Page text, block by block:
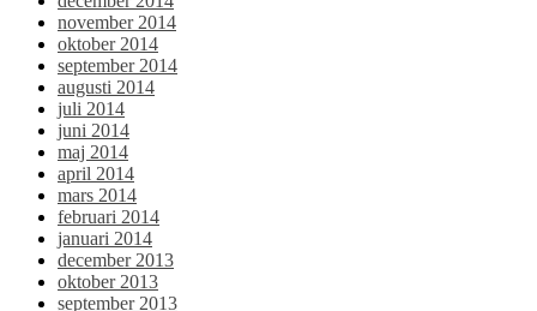
november 2014
oktober 2014
september 2014
augusti 2014
juli 2014
juni 2014
maj 2014
april 2014
mars 2014
februari 2014
januari 2014
december 2013
oktober 2013
september 2013